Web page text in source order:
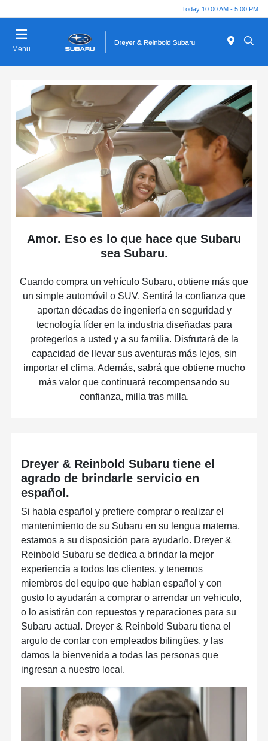
Today 10:00 AM - 5:00 PM
Menu
Amor. Eso es lo que hace que Subaru
sea Subaru.
Cuando compra un vehículo Subaru, obtiene más que
un simple automóvil o SUV. Sentirá la confianza que
aportan décadas de ingeniería en seguridad y
tecnología líder en la industria diseñadas para
protegerlos a usted y a su familia. Disfrutará de la
capacidad de llevar sus aventuras más lejos, sin
importar el clima. Además, sabrá que obtiene mucho
más valor que continuará recompensando su
confianza, milla tras milla.
Dreyer & Reinbold Subaru tiene el
agrado de brindarle servicio en
español.
Si habla español y prefiere comprar o realizar el
mantenimiento de su Subaru en su lengua materna,
estamos a su disposición para ayudarlo. Dreyer &
Reinbold Subaru se dedica a brindar la mejor
experiencia a todos los clientes, y tenemos
miembros del equipo que habian español y con
gusto lo ayudarán a comprar o arrendar un vehiculo,
o lo asistirán con repuestos y reparaciones para su
Subaru actual. Dreyer & Reinbold Subaru tiena el
argulo de contar con empleados bilingües, y las
damos la bienvenida a todas las personas que
ingresan a nuestro local.